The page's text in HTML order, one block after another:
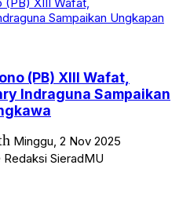
(PB) XIII Wafat,
Indraguna Sampaikan
Minggu, 2 Nov 2025
Redaksi SieradMU